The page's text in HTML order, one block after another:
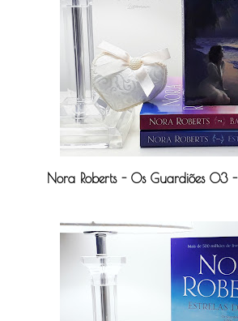
Nora Roberts - Os Guardiões 03